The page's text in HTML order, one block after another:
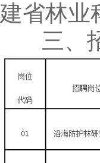
建省林业
三、